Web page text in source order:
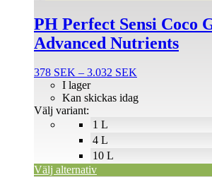
PH Perfect Sensi Coco
Advanced Nutrients
378 SEK – 3.032 SEK
till
1 L
4 L
10 L
I lager
Kan skickas idag
Välj variant:
Välj alternativ
produkten
har
flera
De
olika
alternativen
kan
väljas
produktsidan